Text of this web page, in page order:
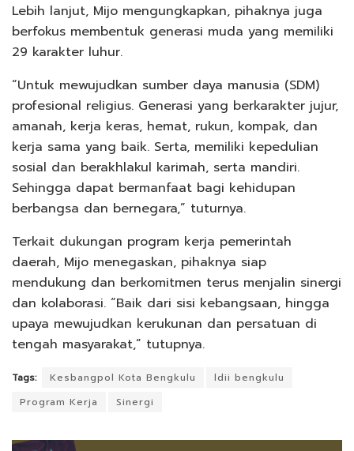
Lebih lanjut, Mijo mengungkapkan, pihaknya juga
berfokus membentuk generasi muda yang memiliki
29 karakter luhur.
“Untuk mewujudkan sumber daya manusia (SDM)
profesional religius. Generasi yang berkarakter jujur,
amanah, kerja keras, hemat, rukun, kompak, dan
kerja sama yang baik. Serta, memiliki kepedulian
sosial dan berakhlakul karimah, serta mandiri.
Sehingga dapat bermanfaat bagi kehidupan
berbangsa dan bernegara,” tuturnya.
Terkait dukungan program kerja pemerintah
daerah, Mijo menegaskan, pihaknya siap
mendukung dan berkomitmen terus menjalin sinergi
dan kolaborasi. “Baik dari sisi kebangsaan, hingga
upaya mewujudkan kerukunan dan persatuan di
tengah masyarakat,” tutupnya.
Tags: Kesbangpol Kota Bengkulu
ldii bengkulu
Program Kerja
Sinergi